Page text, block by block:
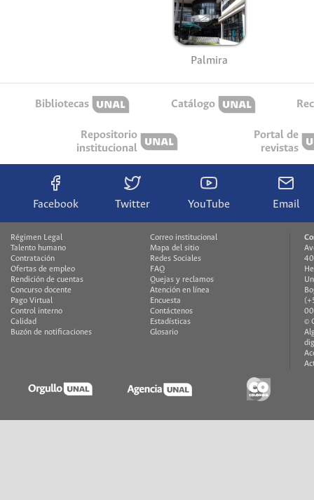
Palmira
Bibliotecas Catálogo
Repositorio
institucional
Portal de
revistas
Facebook Twitter YouTube Email
Régimen Legal
Talento humano
Contratación
Ofertas de empleo
Rendición de cuentas
Concurso docente
Pago Virtual
Control interno
Calidad
Buzón de notificaciones
Correo institucional
Mapa del sitio
Redes Sociales
FAQ
Quejas y reclamos
Atención en línea
Encuesta
Contáctenos
Estadísticas
Glosario
©